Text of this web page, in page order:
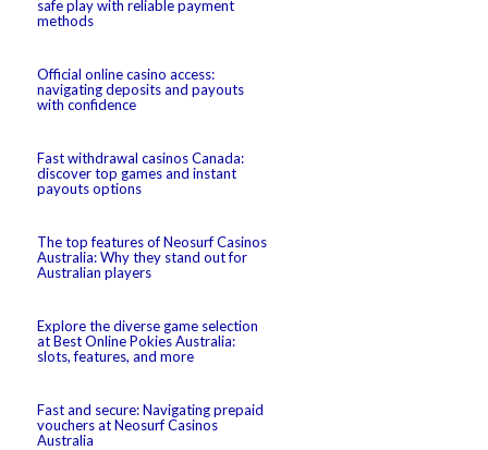
safe play with reliable payment
methods
Official online casino access:
navigating deposits and payouts
with confidence
Fast withdrawal casinos Canada:
discover top games and instant
payouts options
The top features of Neosurf Casinos
Australia: Why they stand out for
Australian players
Explore the diverse game selection
at Best Online Pokies Australia:
slots, features, and more
Fast and secure: Navigating prepaid
vouchers at Neosurf Casinos
Australia